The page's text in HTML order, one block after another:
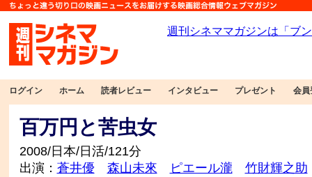
ログイン ホーム 読者レビュー インタビュー プレゼント 会員
百万円と苦虫女
2008/日本/日活/121分
出演： 蒼井優 森山未來 ピエール瀧
竹財輝之助